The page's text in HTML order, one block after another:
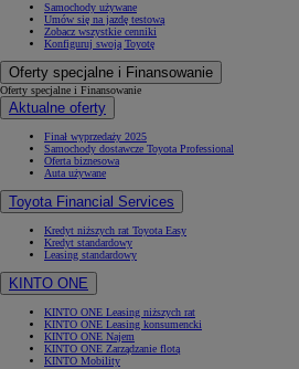
Samochody używane
Umów się na jazdę testową
Zobacz wszystkie cenniki
Konfiguruj swoją Toyotę
Oferty specjalne i Finansowanie
Oferty specjalne i Finansowanie
Aktualne oferty
Finał wyprzedaży 2025
Samochody dostawcze Toyota Professional
Oferta biznesowa
Auta używane
Toyota Financial Services
Kredyt niższych rat Toyota Easy
Kredyt standardowy
Leasing standardowy
KINTO ONE
KINTO ONE Leasing niższych rat
KINTO ONE Leasing konsumencki
KINTO ONE Najem
KINTO ONE Zarządzanie flotą
KINTO Mobility